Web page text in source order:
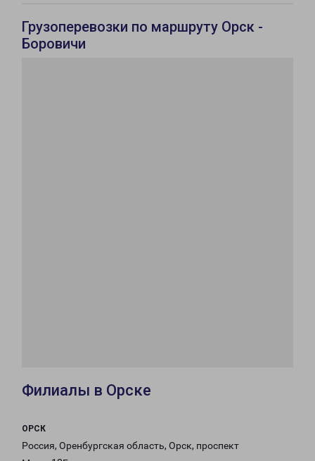
Грузоперевозки по маршруту Орск -
Боровичи
Филиалы в Орске
ОРСК
Россия, Оренбургская область, Орск, проспект